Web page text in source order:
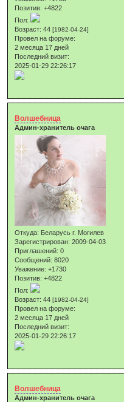
Позитив: +4822
Пол:
Возраст: 44[1982-04-24]
Провел на форуме:
2 месяца 17 дней
Последний визит:
2025-01-29 22:26:17
Волшебница
Админ-хранитель очага
Откуда: Беларусь г. Могилев
Зарегистрирован: 2009-04-03
Приглашений: 0
Сообщений: 8020
Уважение: +1730
Позитив: +4822
Пол:
Возраст: 44[1982-04-24]
Провел на форуме:
2 месяца 17 дней
Последний визит:
2025-01-29 22:26:17
Волшебница
Админ-хранитель очага